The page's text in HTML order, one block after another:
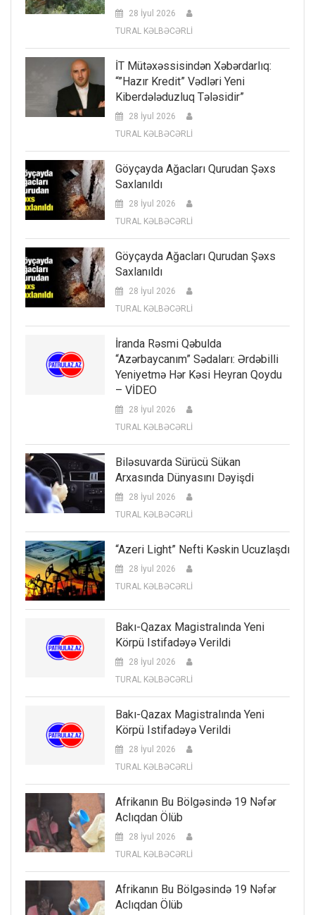
28 İyul 2026
TURAL KƏLBƏCƏRLİ
İT Mütəxəssisindən Xəbərdarlıq:
“”Hazır Kredit” Vədləri Yeni
Kiberdələduzluq Tələsidir”
28 İyul 2026
TURAL KƏLBƏCƏRLİ
Göyçayda Ağacları Qurudan Şəxs
Saxlanıldı
28 İyul 2026
TURAL KƏLBƏCƏRLİ
Göyçayda Ağacları Qurudan Şəxs
Saxlanıldı
28 İyul 2026
TURAL KƏLBƏCƏRLİ
İranda Rəsmi Qəbulda
“Azərbaycanım” Sədaları: Ərdəbilli
Yeniyetmə Hər Kəsi Heyran Qoydu
– VİDEO
28 İyul 2026
TURAL KƏLBƏCƏRLİ
Biləsuvarda Sürücü Sükan
Arxasında Dünyasını Dəyişdi
28 İyul 2026
TURAL KƏLBƏCƏRLİ
“Azeri Light” Nefti Kəskin Ucuzlaşdı
28 İyul 2026
TURAL KƏLBƏCƏRLİ
Bakı-Qazax Magistralında Yeni
Körpü Istifadəyə Verildi
28 İyul 2026
TURAL KƏLBƏCƏRLİ
Bakı-Qazax Magistralında Yeni
Körpü Istifadəyə Verildi
28 İyul 2026
TURAL KƏLBƏCƏRLİ
Afrikanın Bu Bölgəsində 19 Nəfər
Aclıqdan Ölüb
28 İyul 2026
TURAL KƏLBƏCƏRLİ
Afrikanın Bu Bölgəsində 19 Nəfər
Aclıqdan Ölüb